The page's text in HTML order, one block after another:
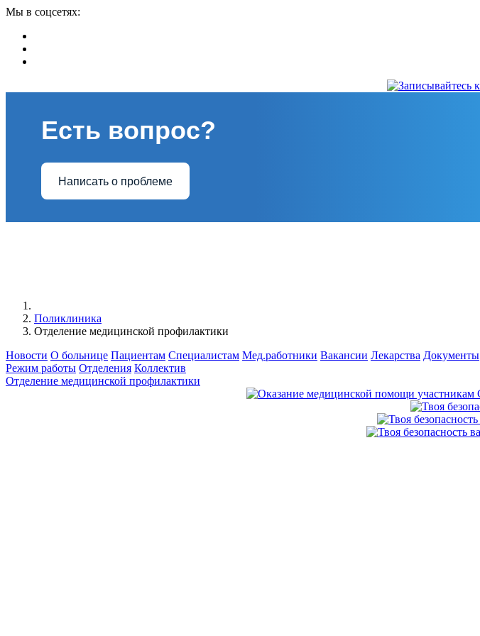
Мы в соцсетях:
Есть вопрос?
Написать о проблеме
Поликлиника
Отделение медицинской профилактики
Новости О больнице Пациентам Специалистам Мед.работники Вакансии Лекарства Документы
Режим работы Отделения Коллектив
Отделение медицинской профилактики